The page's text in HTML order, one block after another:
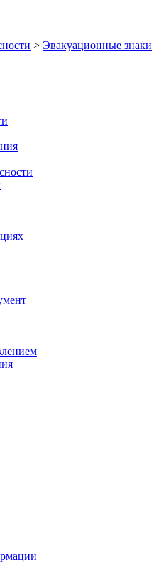
> Эвакуационные знаки